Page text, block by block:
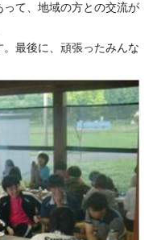
て、地域の方との交流が
最後に、頑張ったみんな